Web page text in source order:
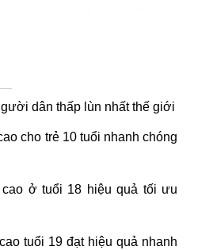
dân thấp lùn nhất thế giới
cho trẻ 10 tuổi nhanh chóng
cao ở tuổi 18 hiệu quả tối ưu
tuổi 19 đạt hiệu quả nhanh